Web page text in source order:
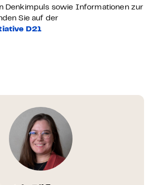
Denkimpuls sowie Informationen zur
Sie auf der
D21